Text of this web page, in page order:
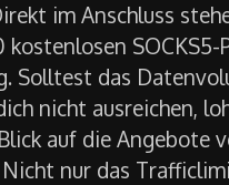
im Anschluss
kostenlosen SOCKS5-
Solltest das
nicht ausreichen,
auf die Angebote
Nicht nur das